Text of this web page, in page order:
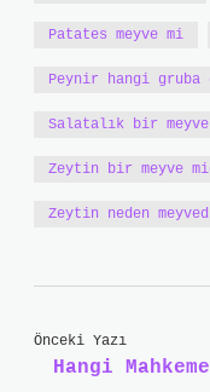
Patates meyve mi
Peynir hangi
Salatalık bir
Zeytin bir meyve
Zeytin neden
Önceki Yazı
Hangi